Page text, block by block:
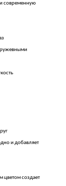
современную
и добавляет
цветом создает